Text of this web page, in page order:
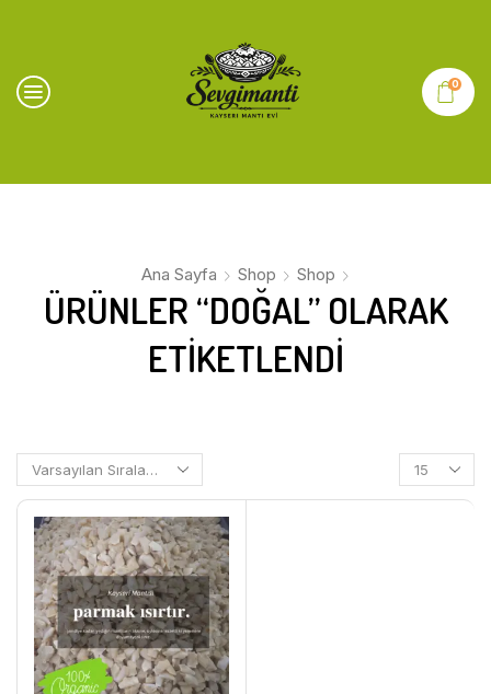
0
Ana Sayfa Shop Shop
ÜRÜNLER “DOĞAL” OLARAK
ETIKETLENDI